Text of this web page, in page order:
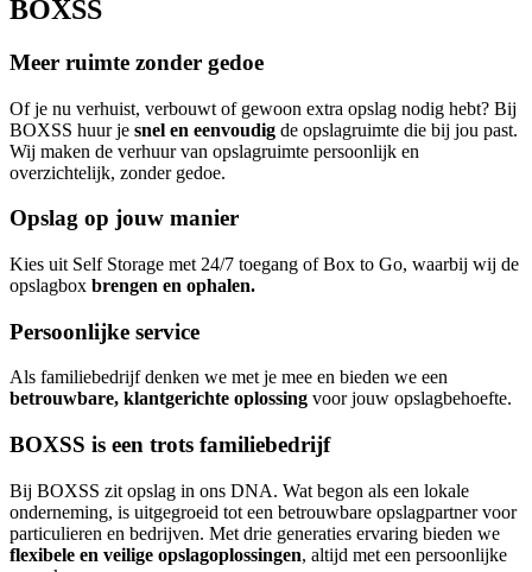
BOXSS
Meer ruimte zonder gedoe
Of je nu verhuist, verbouwt of gewoon extra opslag nodig hebt? Bij
BOXSS huur je snel en eenvoudig de opslagruimte die bij jou past.
Wij maken de verhuur van opslagruimte persoonlijk en
overzichtelijk, zonder gedoe.
Opslag op jouw manier
Kies uit Self Storage met 24/7 toegang of Box to Go, waarbij wij de
opslagbox brengen en ophalen.
Persoonlijke service
Als familiebedrijf denken we met je mee en bieden we een
betrouwbare, klantgerichte oplossing voor jouw opslagbehoefte.
BOXSS is een trots familiebedrijf
Bij BOXSS zit opslag in ons DNA. Wat begon als een lokale
onderneming, is uitgegroeid tot een betrouwbare opslagpartner voor
particulieren en bedrijven. Met drie generaties ervaring bieden we
flexibele en veilige opslagoplossingen, altijd met een persoonlijke